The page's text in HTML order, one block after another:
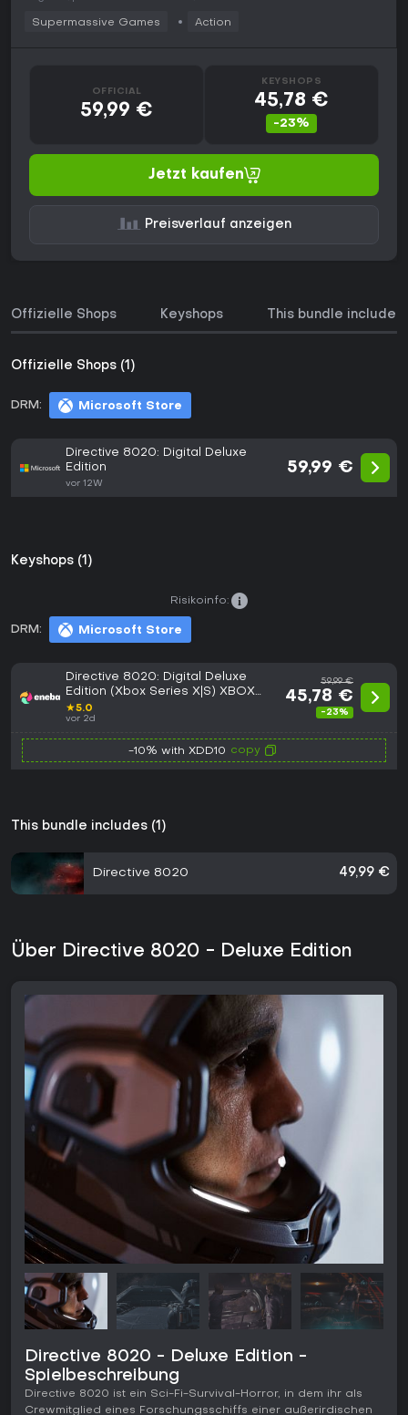
Supermassive Games Action
OFFICIAL
59,99 €
KEYSHOPS
45,78 €
-23%
Jetzt kaufen
Preisverlauf anzeigen
Offizielle Shops Keyshops This bundle includes
Offizielle Shops (1)
DRM: Microsoft Store
Directive 8020: Digital Deluxe
Edition
vor 12W
59,99 €
Keyshops (1)
DRM: Microsoft Store
Risikoinfo:
Directive 8020: Digital Deluxe
Edition (Xbox Series X|S) XBOX
LIVE Key EUROPE
★5.0
vor 2d
59,99 €
45,78 €
-23%
-10% with XDD10 copy
This bundle includes (1)
Directive 8020 49,99 €
Über Directive 8020 - Deluxe Edition
Directive 8020 - Deluxe Edition -
Spielbeschreibung
Directive 8020 ist ein Sci-Fi-Survival-Horror, in dem ihr als
Crewmitglied eines Forschungsschiffs einer außerirdischen